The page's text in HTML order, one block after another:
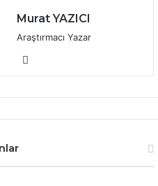
Murat YAZICI
Araştırmacı Yazar
sitesi